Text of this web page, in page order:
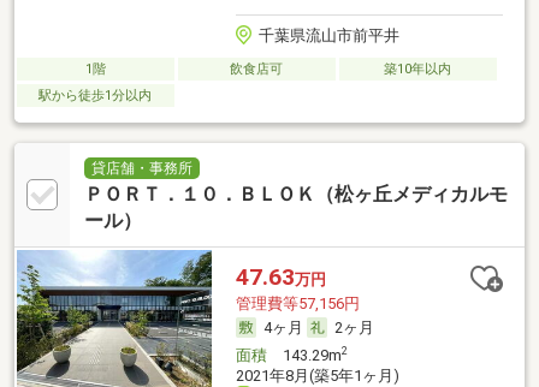
千葉県流山市前平井
1階 飲食店可
築10年以内
駅から徒歩1分以内
貸店舗・事務所
ＰＯＲＴ．１０．ＢＬＯＫ（松ヶ丘メディカルモ
ール）
47.63万円
管理費等57,156円
4ヶ月
2ヶ月
面積143.29m2
2021年8月(築5年1ヶ月)